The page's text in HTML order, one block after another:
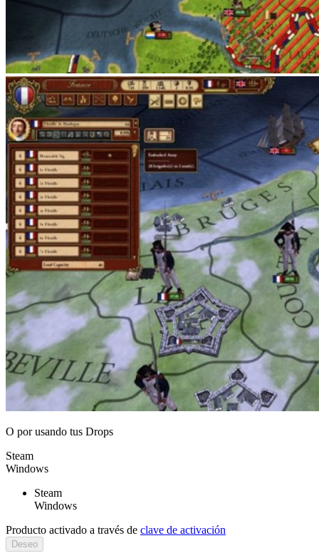
O porusando tus Drops
Steam
Windows
Steam
Windows
Producto activado a través de clave de activación
Deseo